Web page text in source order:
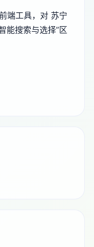
端工具，对 苏宁
能搜索与选择”区